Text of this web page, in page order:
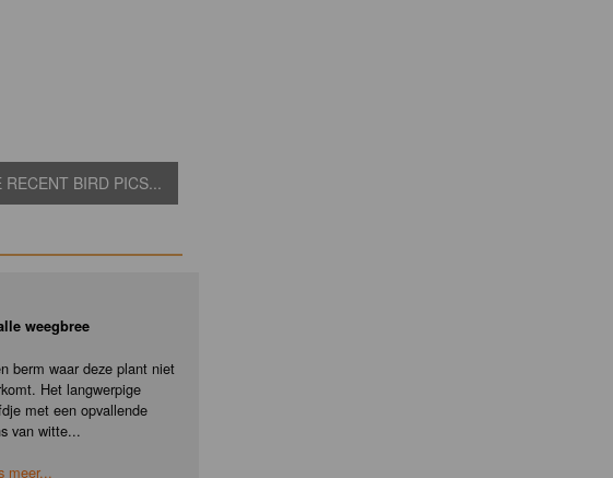
RECENT BIRD PICS...
weegbree
berm waar deze plant niet
Het langwerpige
met een opvallende
van witte...
meer...